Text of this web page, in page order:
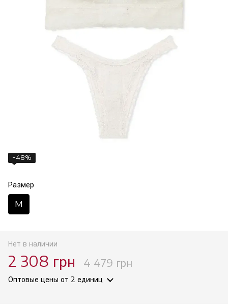
−48%
Размер
M
Нет в наличии
2 308 грн 4 479 грн
Оптовые цены от 2 единиц